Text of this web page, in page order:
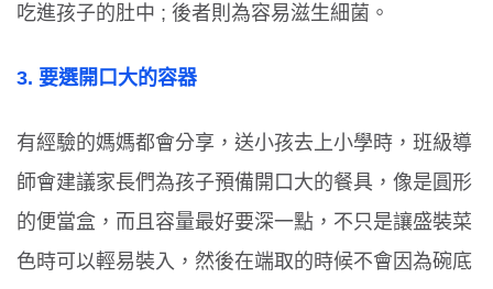
吃進孩子的肚中 ; 後者則為容易滋生細菌。
3. 要選開口大的容器
有經驗的媽媽都會分享，送小孩去上小學時，班級導
師會建議家長們為孩子預備開口大的餐具，像是圓形
的便當盒，而且容量最好要深一點，不只是讓盛裝菜
色時可以輕易裝入，然後在端取的時候不會因為碗底